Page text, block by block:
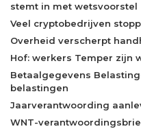
stemt in met wetsvoorstel
Veel cryptobedrijven
Overheid verscherpt
Hof: werkers Temper zijn
Betaalgegevens
belastingen
Jaarverantwoording
WNT-